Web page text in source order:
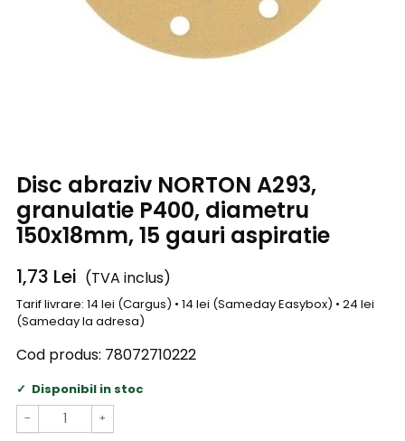
Disc abraziv NORTON A293,
granulatie P400, diametru
150x18mm, 15 gauri aspiratie
1,73 Lei (TVA inclus)
Tarif livrare: 14 lei (Cargus) • 14 lei (Sameday Easybox) • 24 lei
(Sameday la adresa)
Cod produs: 78072710222
Disponibil in stoc
− +